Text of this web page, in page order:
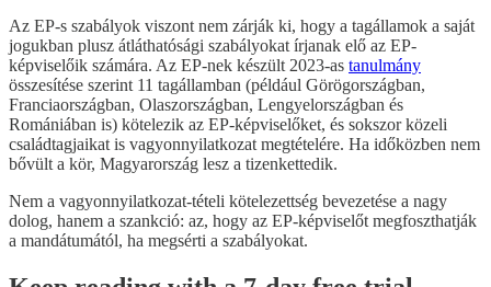
Az EP-s szabályok viszont nem zárják ki, hogy a tagállamok a saját
jogukban plusz átláthatósági szabályokat írjanak elő az EP-
képviselőik számára. Az EP-nek készült 2023-as tanulmány
összesítése szerint 11 tagállamban (például Görögországban,
Franciaországban, Olaszországban, Lengyelországban és
Romániában is) kötelezik az EP-képviselőket, és sokszor közeli
családtagjaikat is vagyonnyilatkozat megtételére. Ha időközben nem
bővült a kör, Magyarország lesz a tizenkettedik.
Nem a vagyonnyilatkozat-tételi kötelezettség bevezetése a nagy
dolog, hanem a szankció: az, hogy az EP-képviselőt megfoszthatják
a mandátumától, ha megsérti a szabályokat.